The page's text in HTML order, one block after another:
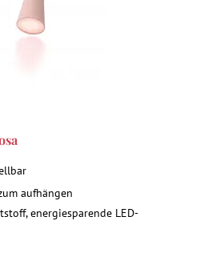
aufhängen
energiesparende LED-